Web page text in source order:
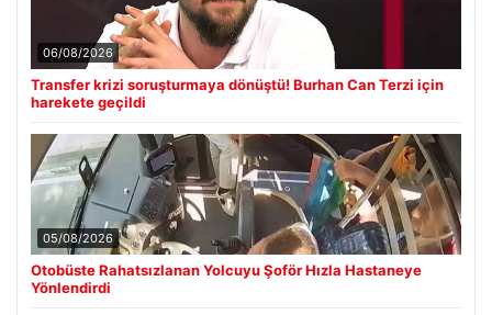
06/08/2026
Transfer krizi soruşturmaya dönüştü! Burhan Can Terzi için
harekete geçildi
05/08/2026
Otobüste Rahatsızlanan Yolcuyu Şoför Hızla Hastaneye
Yönlendirdi